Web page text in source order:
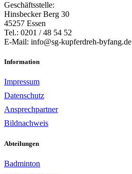
Geschäftsstelle:
Hinsbecker Berg 30
45257 Essen
Tel.: 0201 / 48 54 52
E-Mail: info@sg-kupferdreh-byfang.de
Information
Impressum
Datenschutz
Ansprechpartner
Bildnachweis
Abteilungen
Badminton